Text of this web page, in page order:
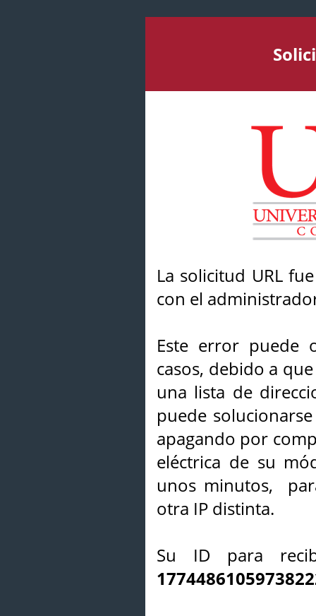
La solicitud URL
con el
Este error puede
casos, debido a
una lista de
puede
apagando por
eléctrica de su
unos minutos,
otra IP distinta.
Su ID para